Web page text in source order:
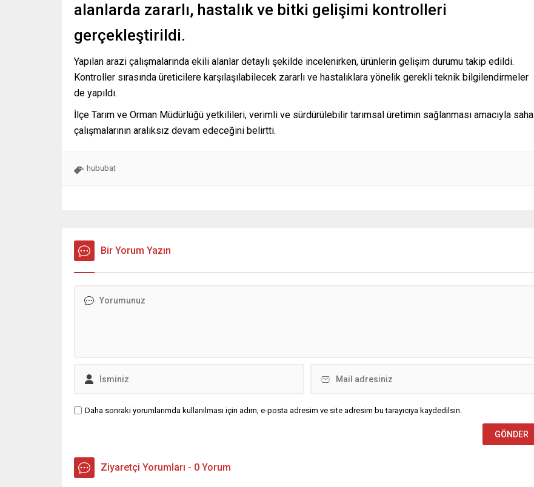
alanlarda zararlı, hastalık ve bitki gelişimi kontrolleri
gerçekleştirildi.
Yapılan arazi çalışmalarında ekili alanlar detaylı şekilde incelenirken, ürünlerin gelişim durumu takip edildi.
Kontroller sırasında üreticilere karşılaşılabilecek zararlı ve hastalıklara yönelik gerekli teknik bilgilendirmeler
de yapıldı.
İlçe Tarım ve Orman Müdürlüğü yetkilileri, verimli ve sürdürülebilir tarımsal üretimin sağlanması amacıyla saha
çalışmalarının aralıksız devam edeceğini belirtti.
hububat
Bir Yorum Yazın
Daha sonraki yorumlarımda kullanılması için adım, e-posta adresim ve site adresim bu tarayıcıya kaydedilsin.
Ziyaretçi Yorumları - 0 Yorum